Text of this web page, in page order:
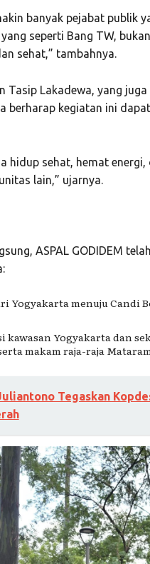
banyak pejabat publik
seperti Bang TW,
sehat,” tambahnya.
Tasip Lakadewa, yang
berharap kegiatan ini
hidup sehat, hemat
lain,” ujarnya.
ASPAL GODIDEM
Yogyakarta menuju Candi
kawasan Yogyakarta dan
makam raja-raja
Tegaskan